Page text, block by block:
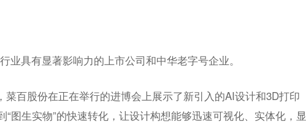
业具有显著影响力的上市公司和中华老字号企业。
菜百股份在正在举行的进博会上展示了新引入的AI设计和3D打印
“图生实物”的快速转化，让设计构想能够迅速可视化、实体化，显